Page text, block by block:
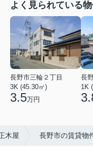
よく見られている
長野市三輪２丁目
3K (45.30㎡)
3.5万円
長
1K
木屋 長野市の賃貸物